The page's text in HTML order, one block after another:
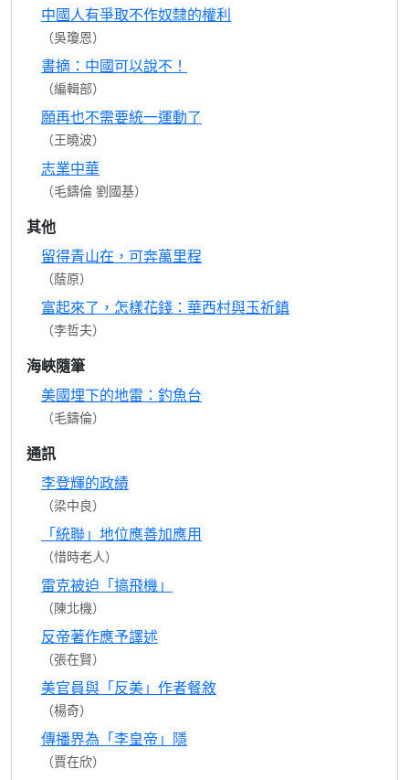
中國人有爭取不作奴隸的權利
（吳瓊恩）
書摘：中國可以說不！
（編輯部）
願再也不需要統一運動了
（王曉波）
志業中華
（毛鑄倫 劉國基）
其他
留得青山在，可奔萬里程
（蔭原）
富起來了，怎樣花錢：華西村與玉祈鎮
（李哲夫）
海峽隨筆
美國埋下的地雷：釣魚台
（毛鑄倫）
通訊
李登輝的政績
（梁中良）
「統聯」地位應善加應用
（惜時老人）
雷克被迫「搞飛機」
（陳北機）
反帝著作應予譯述
（張在賢）
美官員與「反美」作者餐敘
（楊奇）
傳播界為「李皇帝」隱
（賈在欣）